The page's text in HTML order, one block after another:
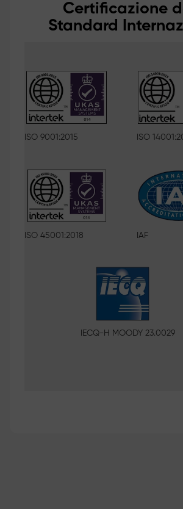
Certificazione
Standard
ISO 9001:2015 ISO
ISO 45001:2018 IAF
IECQ-H MOODY 23.0029